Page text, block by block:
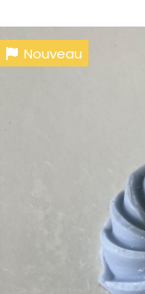
Nouveau